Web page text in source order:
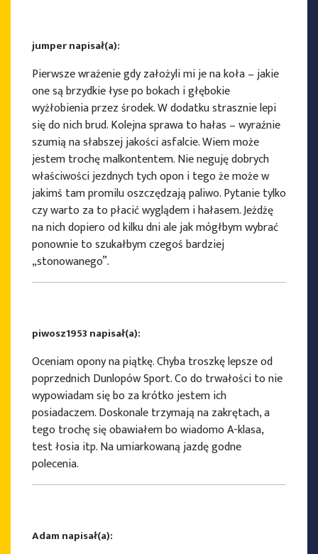
jumper napisał(a):
Pierwsze wrażenie gdy założyli mi je na koła – jakie
one są brzydkie łyse po bokach i głębokie
wyżłobienia przez środek. W dodatku strasznie lepi
się do nich brud. Kolejna sprawa to hałas – wyraźnie
szumią na słabszej jakości asfalcie. Wiem może
jestem trochę malkontentem. Nie neguję dobrych
właściwości jezdnych tych opon i tego że może w
jakimś tam promilu oszczędzają paliwo. Pytanie tylko
czy warto za to płacić wyglądem i hałasem. Jeżdżę
na nich dopiero od kilku dni ale jak mógłbym wybrać
ponownie to szukałbym czegoś bardziej
„stonowanego”.
piwosz1953 napisał(a):
Oceniam opony na piątkę. Chyba troszkę lepsze od
poprzednich Dunlopów Sport. Co do trwałości to nie
wypowiadam się bo za krótko jestem ich
posiadaczem. Doskonale trzymają na zakrętach, a
tego trochę się obawiałem bo wiadomo A-klasa,
test łosia itp. Na umiarkowaną jazdę godne
polecenia.
Adam napisał(a):